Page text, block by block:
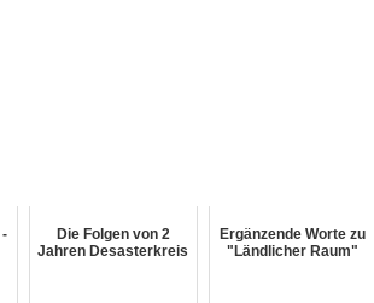
Die Folgen von 2
Jahren Desasterkreis
Ergänzende Worte zu
"Ländlicher Raum"